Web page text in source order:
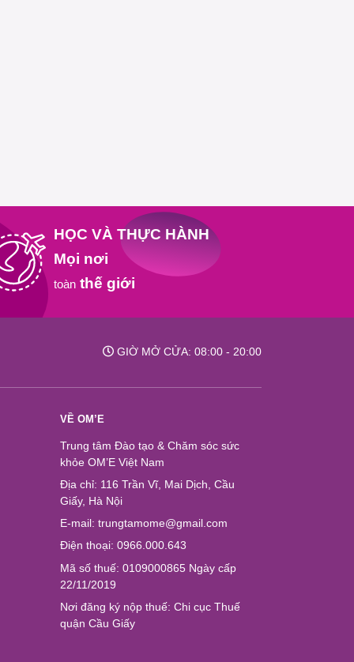
HỌC VÀ THỰC HÀNH
Mọi nơi
toànthế giới
GIỜ MỞ CỬA: 08:00 - 20:00
VỀ OM’E
Trung tâm Đào tạo & Chăm sóc sức
khỏe OM’E Việt Nam
Địa chỉ: 116 Trần Vĩ, Mai Dịch, Cầu
Giấy, Hà Nội
E-mail: trungtamome@gmail.com
Điện thoại: 0966.000.643
Mã số thuế: 0109000865 Ngày cấp
22/11/2019
Nơi đăng ký nộp thuế: Chi cục Thuế
quận Cầu Giấy